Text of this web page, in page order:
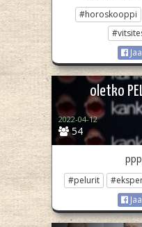
#horoskooppi
Jaa
oletko
54
2022-04-12
#pelurit
Jaa